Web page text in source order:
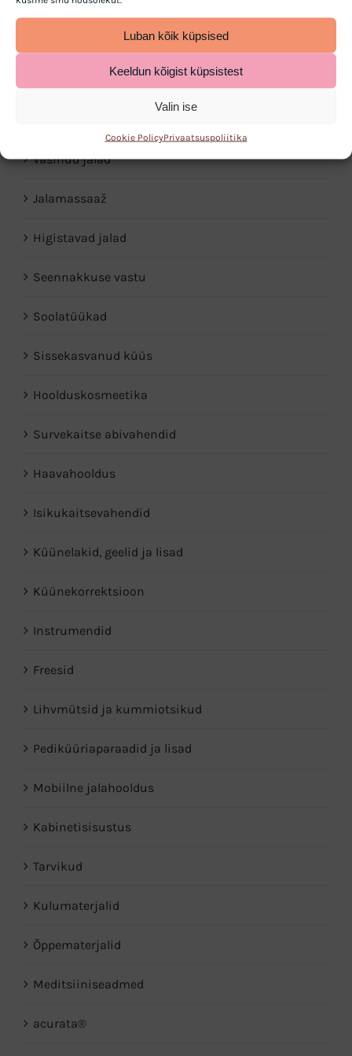
Luban kõik küpsised
Keeldun kõigist küpsistest
Valin ise
Cookie PolicyPrivaatsuspoliitika
Kannalõhed ja nahapaksendid
Väsinud jalad
Jalamassaaž
Higistavad jalad
Seennakkuse vastu
Soolatüükad
Sissekasvanud küüs
Hoolduskosmeetika
Survekaitse abivahendid
Haavahooldus
Isikukaitsevahendid
Küünelakid, geelid ja lisad
Küünekorrektsioon
Instrumendid
Freesid
Lihvmütsid ja kummiotsikud
Pediküüri­aparaadid ja lisad
Mobiilne jalahooldus
Kabinetisisustus
Tarvikud
Kulumaterjalid
Õppematerjalid
Meditsiiniseadmed
acurata®